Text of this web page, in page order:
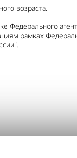
возраста.
Федерального
рамках